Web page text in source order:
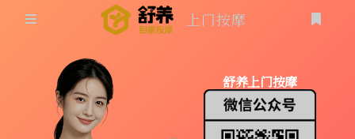
同城按摩
上门按摩
登录
舒养上门按摩